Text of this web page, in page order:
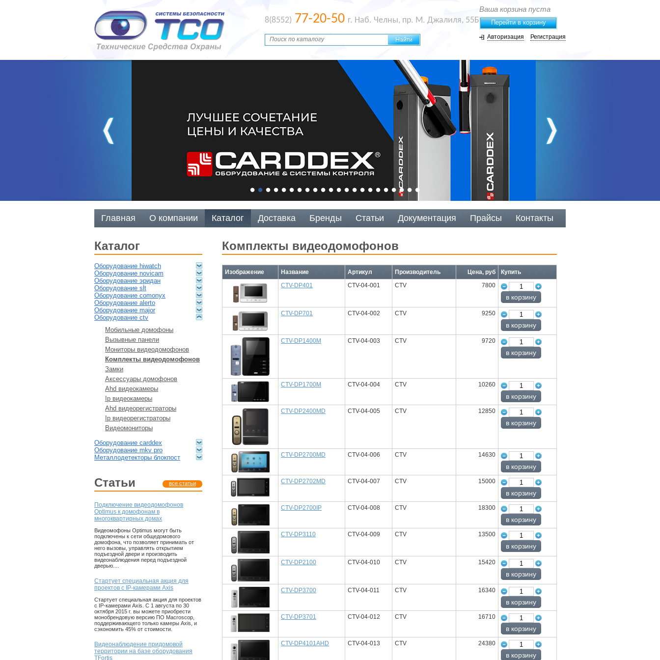
8(8552) 77-20-50 г. Наб. Челны, пр. М. Джалиля, 55Б
Ваша корзина пуста
Перейти в корзину
Авторизация Регистрация
Главная О компании Каталог Доставка Бренды Статьи Документация Прайсы Контакты
каталог
оборудование hiwatch
оборудование novicam
оборудование эридан
оборудование slt
оборудование comonyx
оборудование alerto
оборудование major
оборудование ctv
мобильные домофоны
вызывные панели
мониторы видеодомофонов
комплекты видеодомофонов
замки
аксессуары домофонов
ahd видеокамеры
ip видеокамеры
ahd видеорегистраторы
ip видеорегистраторы
видеомониторы
оборудование carddex
оборудование mkv pro
металлодетекторы блокпост
статьи все статьи
Подключение видеодомофонов
Optimus к домофонам в
многоквартирных домах
Видеомофоны Optimus могут быть
подключены к сети общедомового
домофона, что позволяет принимать от
него вызовы, управлять открытием
подъездной двери и производить
видеонаблюдения перед подъездной
дверью....
Стартует специальная акция для
проектов с IP-камерами Axis
Стартует специальная акция для проектов
с IP-камерами Axis. С 1 августа по 30
октября 2015 г. вы можете приобрести
монобрендовую версию ПО Macroscop,
поддерживающего только камеры Axis, и
сэкономить 45% от стоимости.
Видеонаблюдение придомовой
территории на базе оборудования
TFortis
комплекты видеодомофонов
Изображение Название Артикул Производитель Цена, руб
Купить
CTV-DP401
CTV-04-001 CTV 7800
CTV-DP701 CTV-04-002 CTV 9250
CTV-DP1400M CTV-04-003 CTV 9720
CTV-DP1700M CTV-04-004 CTV 10260
CTV-DP2400МD CTV-04-005 CTV 12850
CTV-DP2700MD CTV-04-006 CTV 14630
CTV-DP2702MD CTV-04-007 CTV 15000
CTV-DP2700IP CTV-04-008 CTV 18300
CTV-DP3110 CTV-04-009 CTV 13500
CTV-DP2100 CTV-04-010 CTV 15420
CTV-DP3700 CTV-04-011 CTV 16340
CTV-DP3701 CTV-04-012 CTV 16710
CTV-DP4101AHD CTV-04-013 CTV 24380